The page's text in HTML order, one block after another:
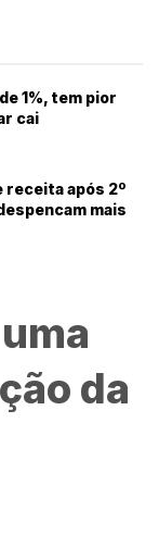
1%, tem pior
cai
receita após 2º
mais
da